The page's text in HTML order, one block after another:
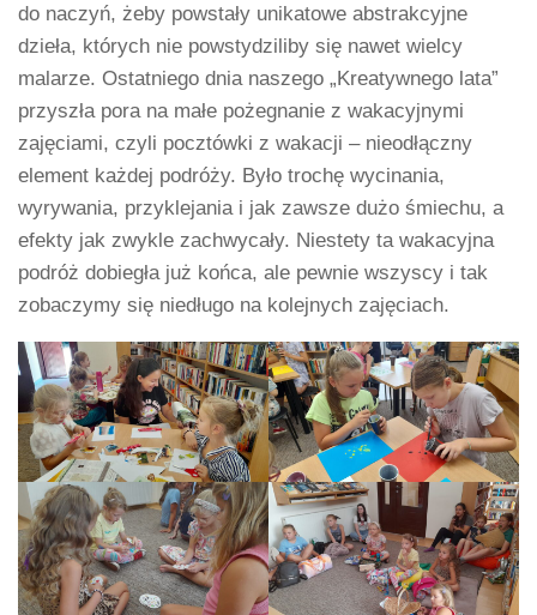
do naczyń, żeby powstały unikatowe abstrakcyjne
dzieła, których nie powstydziliby się nawet wielcy
malarze. Ostatniego dnia naszego „Kreatywnego lata”
przyszła pora na małe pożegnanie z wakacyjnymi
zajęciami, czyli pocztówki z wakacji – nieodłączny
element każdej podróży. Było trochę wycinania,
wyrywania, przyklejania i jak zawsze dużo śmiechu, a
efekty jak zwykle zachwycały. Niestety ta wakacyjna
podróż dobiegła już końca, ale pewnie wszyscy i tak
zobaczymy się niedługo na kolejnych zajęciach.